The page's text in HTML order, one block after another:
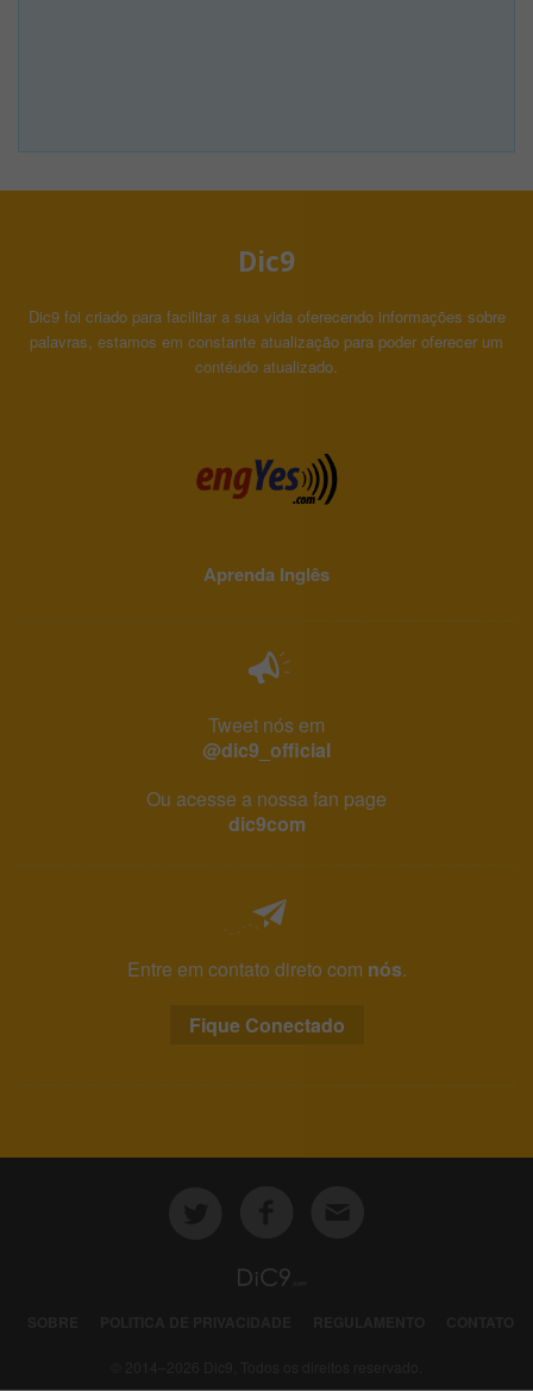
Dic9
Dic9 foi criado para facilitar a sua vida oferecendo informações sobre
palavras, estamos em constante atualização para poder oferecer um
contéudo atualizado.
Aprenda Inglês
Tweet nós em
@dic9_official
Ou acesse a nossa fan page
dic9com
Entre em contato direto com nós.
Fique Conectado